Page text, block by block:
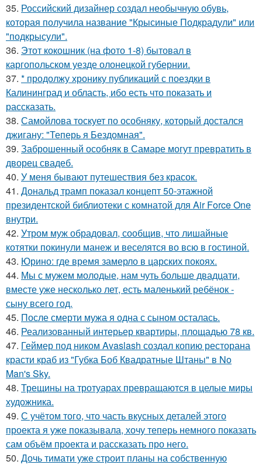
35. Российский дизайнер создал необычную обувь,
которая получила название "Крысиные Подкрадули" или
"подкрысули".
36. Этот кокошник (на фото 1-8) бытовал в
каргопольском уезде олонецкой губернии.
37. * продолжу хронику публикаций с поездки в
Калининград и область, ибо есть что показать и
рассказать.
38. Самойлова тоскует по особняку, который достался
джигану: "Теперь я Бездомная".
39. Заброшенный особняк в Самаре могут превратить в
дворец свадеб.
40. У меня бывают путешествия без красок.
41. Дональд трамп показал концепт 50-этажной
президентской библиотеки с комнатой для Air Force One
внутри.
42. Утром муж обрадовал, сообщив, что лишайные
котятки покинули манеж и веселятся во всю в гостиной.
43. Юрино: где время замерло в царских покоях.
44. Мы с мужем молодые, нам чуть больше двадцати,
вместе уже несколько лет, есть маленький ребёнок -
сыну всего год.
45. После смерти мужа я одна с сыном осталась.
46. Реализованный интерьер квартиры, площадью 78 кв.
47. Геймер под ником Avaslash создал копию ресторана
красти краб из "Губка Боб Квадратные Штаны" в No
Man's Sky.
48. Трещины на тротуарах превращаются в целые миры
художника.
49. С учётом того, что часть вкусных деталей этого
проекта я уже показывала, хочу теперь немного показать
сам объём проекта и рассказать про него.
50. Дочь тимати уже строит планы на собственную